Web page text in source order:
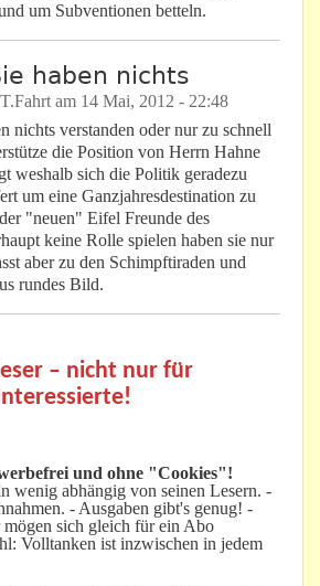
um Subventionen betteln.
haben nichts
T.Fahrt am 14 Mai, 2012 - 22:48
nichts verstanden oder nur zu schnell
die Position von Herrn Hahne
weshalb sich die Politik geradezu
um eine Ganzjahresdestination zu
"neuen" Eifel Freunde des
keine Rolle spielen haben sie nur
aber zu den Schimpftiraden und
rundes Bild.
– nicht nur für
und ohne "Cookies"!
wenig abhängig von seinen Lesern. -
- Ausgaben gibt's genug! -
sich gleich für ein Abo
Volltanken ist inzwischen in jedem